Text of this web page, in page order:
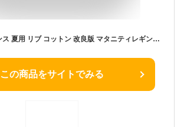
マタニティ レギンス 夏用 リブ コットン 改良版 マタニティレギンス パンツ 冷感 スパッツ 大きいサイズ マタニティズボン レギンスパンツ リブレギンス 薄手 綿 妊婦 冬 春 夏 秋 春夏 秋冬 ズボン マタニティパンツ
この商品をサイトでみる